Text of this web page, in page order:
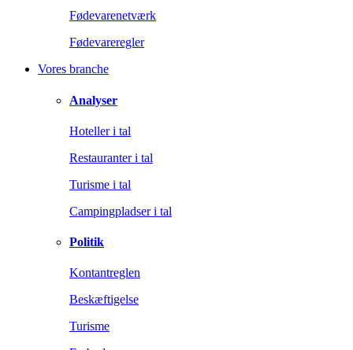
Fødevarenetværk
Fødevareregler
Vores branche
Analyser
Hoteller i tal
Restauranter i tal
Turisme i tal
Campingpladser i tal
Politik
Kontantreglen
Beskæftigelse
Turisme